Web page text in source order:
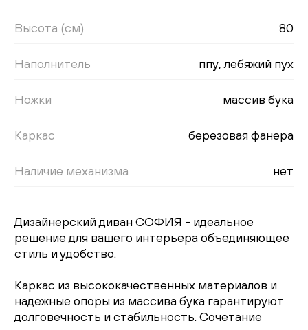
Высота (см) 80
Наполнитель ппу, лебяжий пух
Ножки массив бука
Каркас березовая фанера
Наличие механизма нет
Дизайнерский диван СОФИЯ - идеальное
решение для вашего интерьера объединяющее
стиль и удобство.
Каркас из высококачественных материалов и
надежные опоры из массива бука гарантируют
долговечность и стабильность. Сочетание